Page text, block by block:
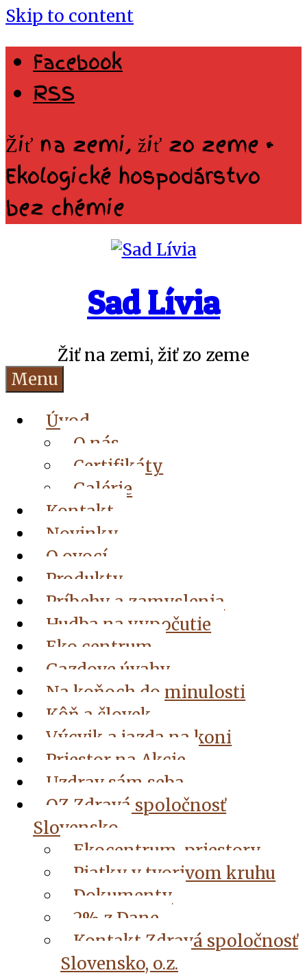
Skip to content
Facebook
RSS
Žiť na zemi, žiť zo zeme •
Ekologické hospodárstvo
bez chémie
Sad Lívia
Žiť na zemi, žiť zo zeme
Menu
Úvod
O nás
Certifikáty
Galérie
Kontakt
Novinky
O ovocí
Produkty
Príbehy a zamyslenia
Hudba na vypočutie
Eko centrum
Gazdove úvahy
Na koňoch do minulosti
Kôň a človek
Výcvik a jazda na koni
Priestor na Akcie
Uzdrav sám seba
OZ Zdravá spoločnosť
Slovensko
Ekocentrum, priestory
Piatky v tvorivom kruhu
Dokumenty
2% z Dane
Kontakt Zdravá spoločnosť
Slovensko, o.z.